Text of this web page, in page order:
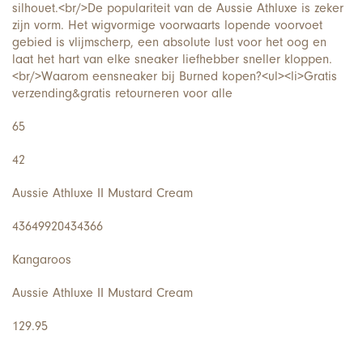
silhouet.<br/>De populariteit van de Aussie Athluxe is zeker
zijn vorm. Het wigvormige voorwaarts lopende voorvoet
gebied is vlijmscherp, een absolute lust voor het oog en
laat het hart van elke sneaker liefhebber sneller kloppen.
<br/>Waarom een​​sneaker bij Burned kopen?<ul><li>Gratis
verzending&gratis retourneren voor alle
65
42
Aussie Athluxe II Mustard Cream
43649920434366
Kangaroos
Aussie Athluxe II Mustard Cream
129.95